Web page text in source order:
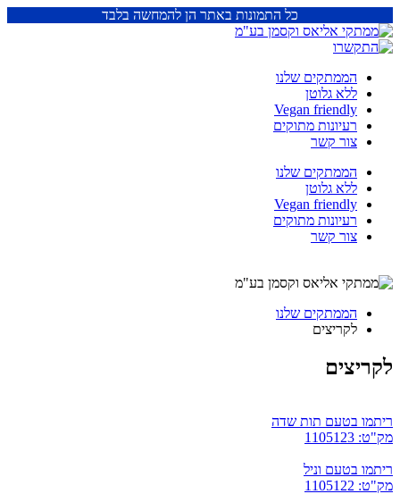
כל התמונות באתר הן להמחשה בלבד
הממתקים שלנו
ללא גלוטן
Vegan friendly
רעיונות מתוקים
צור קשר
הממתקים שלנו
ללא גלוטן
Vegan friendly
רעיונות מתוקים
צור קשר
הממתקים שלנו
לקריצים
לקריצים
ריתמו בטעם תות שדה
מק"ט: 1105123
ריתמו בטעם וניל
מק"ט: 1105122